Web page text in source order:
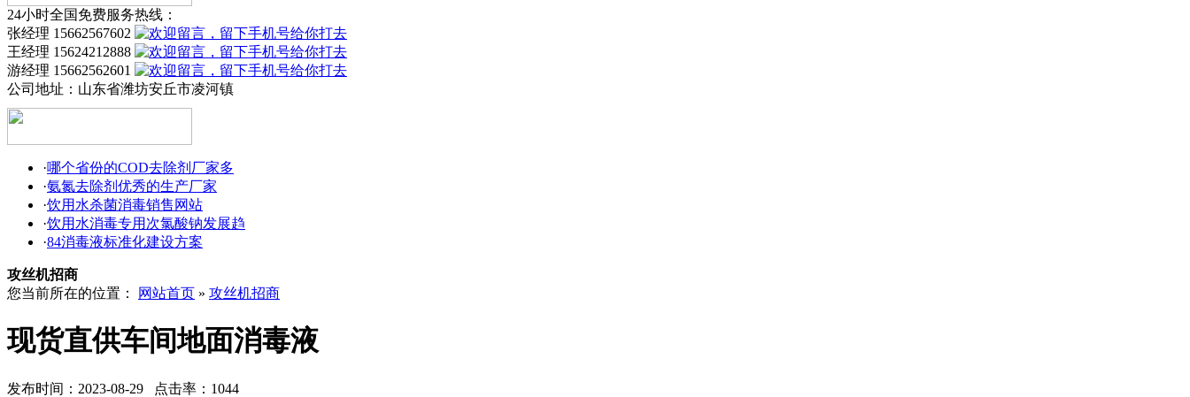
24小时全国免费服务热线：
张经理 15662567602
王经理 15624212888
游经理 15662562601
公司地址： 山东省潍坊安丘市凌河镇
·哪个省份的COD去除剂厂家多
·氨氮去除剂优秀的生产厂家
·饮用水杀菌消毒销售网站
·饮用水消毒专用次氯酸钠发展趋
·84消毒液标准化建设方案
攻丝机招商
您当前所在的位置：
网站首页 » 攻丝机招商
现货直供车间地面消毒液
发布时间：2023-08-29 点击率：1044